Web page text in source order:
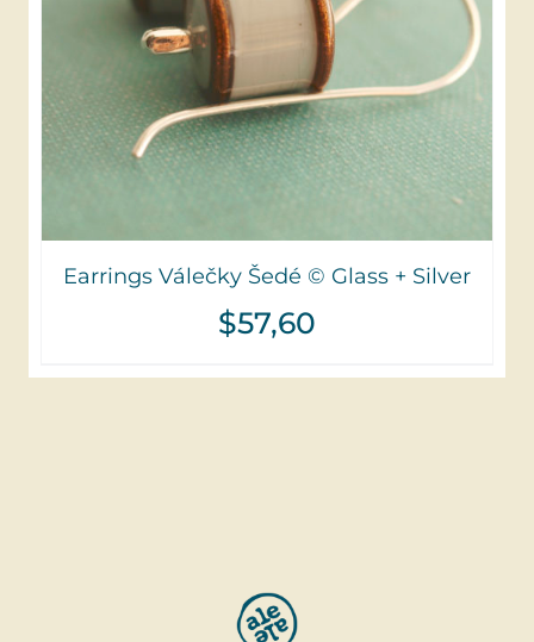
Earrings Válečky Šedé © Glass + Silver
$57,60